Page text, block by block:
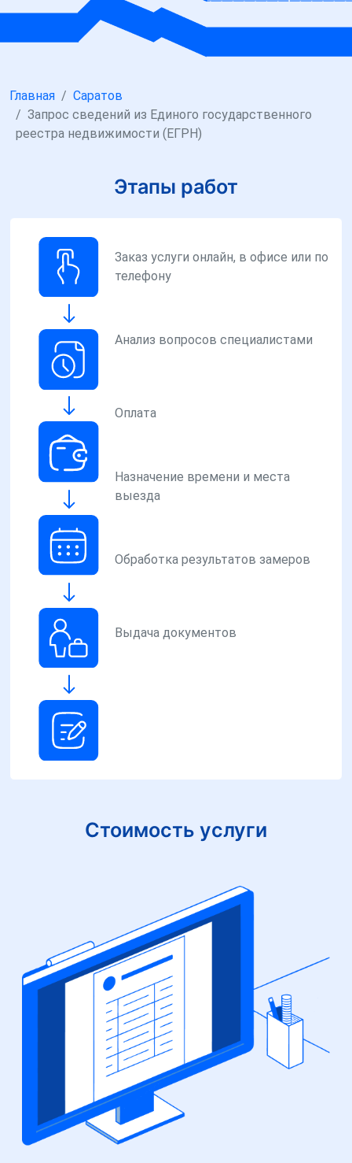
Главная
Саратов
Запрос сведений из Единого государственного
реестра недвижимости (ЕГРН)
Этапы работ
Заказ услуги онлайн, в офисе или по
телефону
Анализ вопросов специалистами
Оплата
Назначение времени и места
выезда
Обработка результатов замеров
Выдача документов
Стоимость услуги